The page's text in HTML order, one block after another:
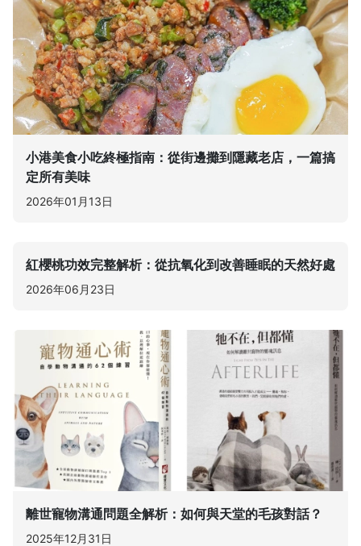
小港美食小吃終極指南：從街邊攤到隱藏老店，一篇搞
定所有美味
2026年01月13日
紅櫻桃功效完整解析：從抗氧化到改善睡眠的天然好處
2026年06月23日
離世寵物溝通問題全解析：如何與天堂的毛孩對話？
2025年12月31日